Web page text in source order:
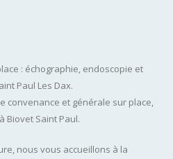
: échographie, endoscopie et
Paul Les Dax.
convenance et générale sur place,
Biovet Saint Paul.
nous vous accueillons à la